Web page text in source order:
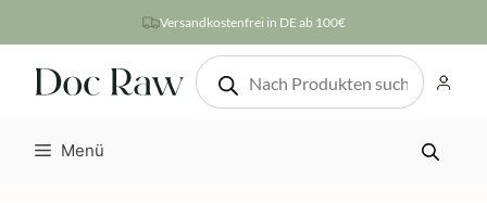
Inhalt
springen
Versandkostenfrei in DE ab 100€
Products
search
Menü